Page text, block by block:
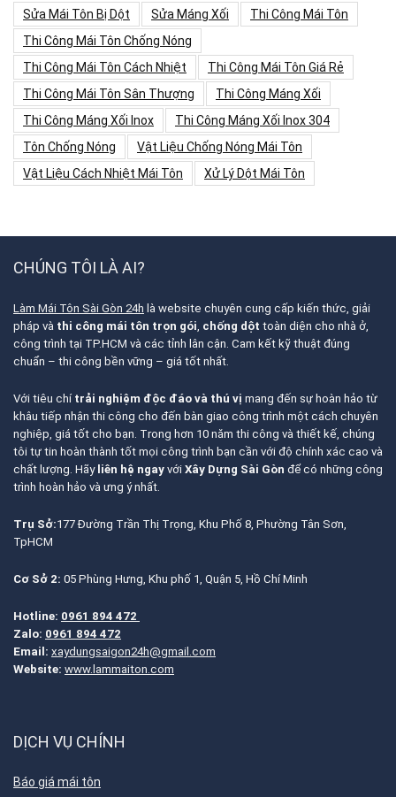
Sửa Mái Tôn Bị Dột
Sửa Máng Xối
Thi Công Mái Tôn
Thi Công Mái Tôn Chống Nóng
Thi Công Mái Tôn Cách Nhiệt
Thi Công Mái Tôn Giá Rẻ
Thi Công Mái Tôn Sân Thượng
Thi Công Máng Xối
Thi Công Máng Xối Inox
Thi Công Máng Xối Inox 304
Tôn Chống Nóng
Vật Liệu Chống Nóng Mái Tôn
Vật Liệu Cách Nhiệt Mái Tôn
Xử Lý Dột Mái Tôn
CHÚNG TÔI LÀ AI?
Làm Mái Tôn Sài Gòn 24h là website chuyên cung cấp kiến thức, giải
pháp và thi công mái tôn trọn gói, chống dột toàn diện cho nhà ở,
công trình tại TP.HCM và các tỉnh lân cận. Cam kết kỹ thuật đúng
chuẩn – thi công bền vững – giá tốt nhất.
Với tiêu chí trải nghiệm độc đáo và thú vị mang đến sự hoàn hảo từ
khâu tiếp nhận thi công cho đến bàn giao công trình một cách chuyên
nghiệp, giá tốt cho bạn. Trong hơn 10 năm thi công và thiết kế, chúng
tôi tự tin hoàn thành tốt mọi công trình bạn cần với độ chính xác cao và
chất lượng. Hãy liên hệ ngay với Xây Dựng Sài Gòn để có những công
trình hoàn hảo và ưng ý nhất.
Trụ Sở:177 Đường Trần Thị Trọng, Khu Phố 8, Phường Tân Sơn,
TpHCM
Cơ Sở 2: 05 Phùng Hưng, Khu phố 1, Quận 5, Hồ Chí Minh
Hotline: 0961 894 472
Zalo: 0961 894 472
Email: xaydungsaigon24h@gmail.com
Website: www.lammaiton.com
DỊCH VỤ CHÍNH
Báo giá mái tôn